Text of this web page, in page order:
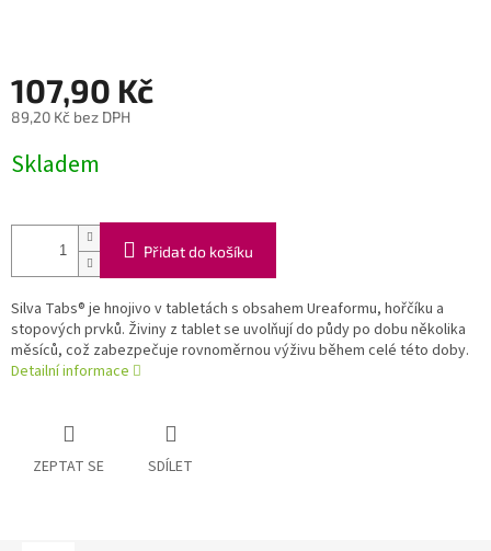
107,90 Kč
89,20 Kč bez DPH
cena:
Skladem
Přidat do košíku
Silva Tabs® je hnojivo v tabletách s obsahem Ureaformu, hořčíku a
stopových prvků. Živiny z tablet se uvolňují do půdy po dobu několika
měsíců, což zabezpečuje rovnoměrnou výživu během celé této doby.
Detailní informace
ZEPTAT SE SDÍLET